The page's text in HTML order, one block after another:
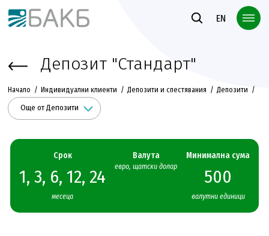
Към основното съдържание
EN
Депозит "Стандарт"
Начало Индивидуални клиенти Депозити и спестявания Депозити
Още от Депозити
Срок
1, 3, 6, 12, 24
месеца
Валута
евро, щатски долар
Минимална сума
500
валутни единици